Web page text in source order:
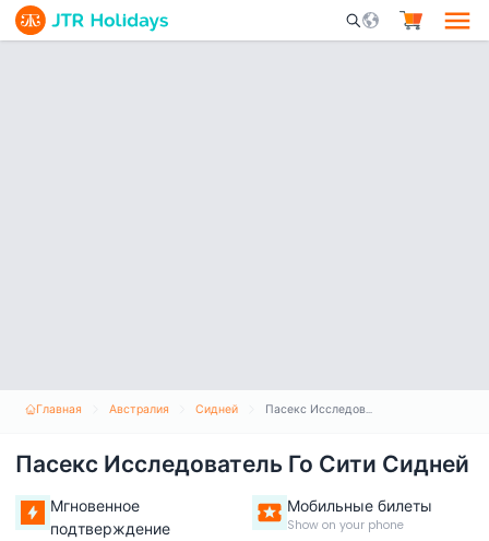
Mobile Search
Главная Австралия Сидней Пасекс Исследователь Го Сити Сидней
Пасекс Исследователь Го Сити Сидней
Мгновенное
подтверждение
Мобильные билеты
Show on your phone